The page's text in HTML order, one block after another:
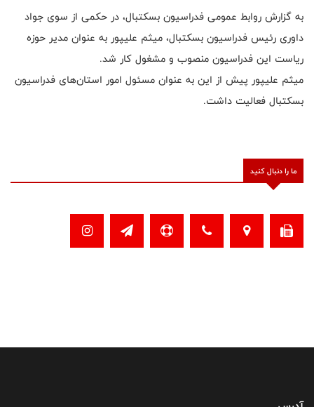
به گزارش روابط عمومی فدراسیون بسکتبال، در حکمی از سوی جواد
داوری رئیس فدراسیون بسکتبال، میثم علیپور به عنوان مدیر حوزه
ریاست این فدراسیون منصوب و مشغول کار شد.
میثم علیپور پیش از این به عنوان مسئول امور استان‌های فدراسیون
بسکتبال فعالیت داشت.
ما را دنبال کنید